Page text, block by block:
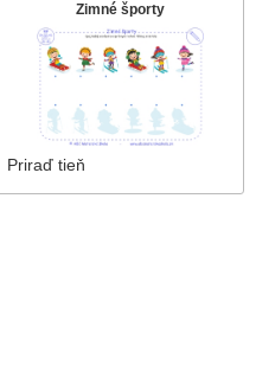
Zimné športy
Priraď tieň